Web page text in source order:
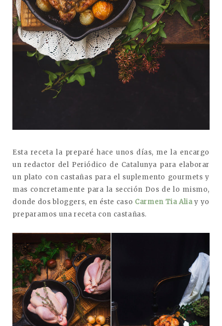
Esta receta la preparé hace unos días, me la encargo
un redactor del Periódico de Catalunya para elaborar
un plato con castañas para el suplemento gourmets y
mas concretamente para la sección Dos de lo mismo,
donde dos bloggers, en éste caso Carmen Tia Aliay yo
preparamos una receta con castañas.